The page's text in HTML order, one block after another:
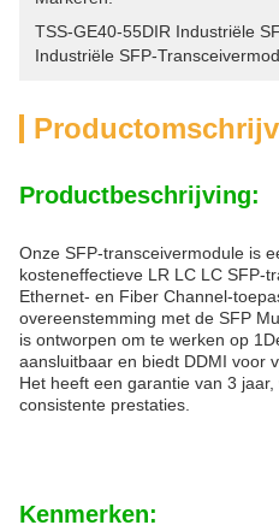
TSS-GE40-55DIR Industriële
Industriële SFP-
Productbeschrijving:
Onze SFP-transceivermodule is
kosteneffectieve LR LC LC SFP-
Ethernet- en Fiber Channel-
overeenstemming met de SFP
is ontworpen om te werken op
aansluitbaar en biedt DDMI voor
Het heeft een garantie van 3
consistente prestaties.
Kenmerken: